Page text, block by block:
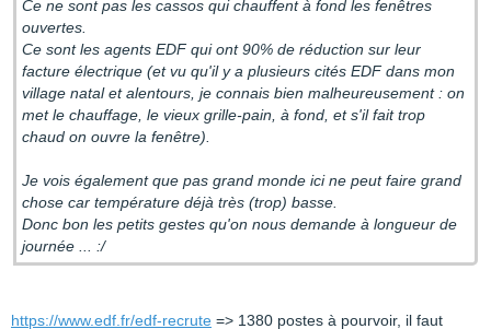
Ce ne sont pas les cassos qui chauffent à fond les fenêtres
ouvertes.
Ce sont les agents EDF qui ont 90% de réduction sur leur
facture électrique (et vu qu'il y a plusieurs cités EDF dans mon
village natal et alentours, je connais bien malheureusement : on
met le chauffage, le vieux grille-pain, à fond, et s'il fait trop
chaud on ouvre la fenêtre).
Je vois également que pas grand monde ici ne peut faire grand
chose car température déjà très (trop) basse.
Donc bon les petits gestes qu'on nous demande à longueur de
journée ... :/
https://www.edf.fr/edf-recrute => 1380 postes à pourvoir, il faut